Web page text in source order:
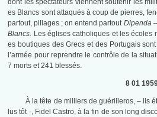
dont les spectateurs viennent soutenir les
es Blancs sont attaqués à coup de pierres,
partout, pillages ; on entend partout Dipenda
Blancs. Les églises catholiques et les écoles
es boutiques des Grecs et des Portugais
l’armée pour reprendre le contrôle de la
7 morts et 241 blessés.
8 01
À la tête de milliers de guérilleros, – ils
lus tôt -, Fidel Castro, à la fin de son long